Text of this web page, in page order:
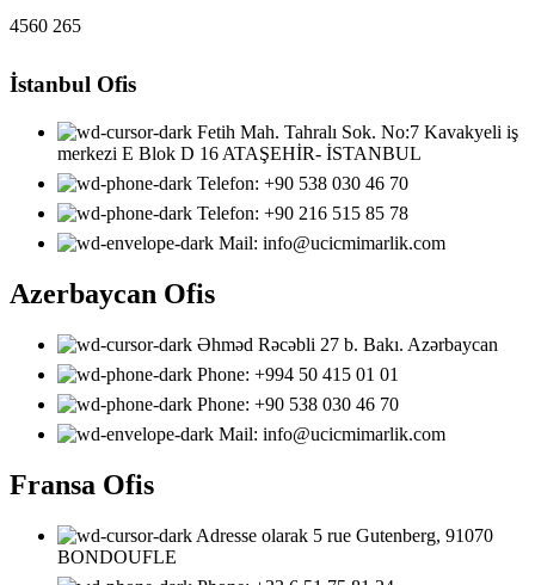
4560 265
İstanbul Ofis
Fetih Mah. Tahralı Sok. No:7 Kavakyeli iş
merkezi E Blok D 16 ATAŞEHİR- İSTANBUL
Telefon: ‎+90 538 030 46 70
Telefon: ‎+90 216 515 85 78
Mail: info@ucicmimarlik.com
Azerbaycan Ofis
Əhməd Rəcəbli 27 b. Bakı. Azərbaycan
Phone: ‎‎+994 50 415 01 01
Phone: +90 538 030 46 70
Mail: info@ucicmimarlik.com
Fransa Ofis
Adresse olarak 5 rue Gutenberg, 91070
BONDOUFLE